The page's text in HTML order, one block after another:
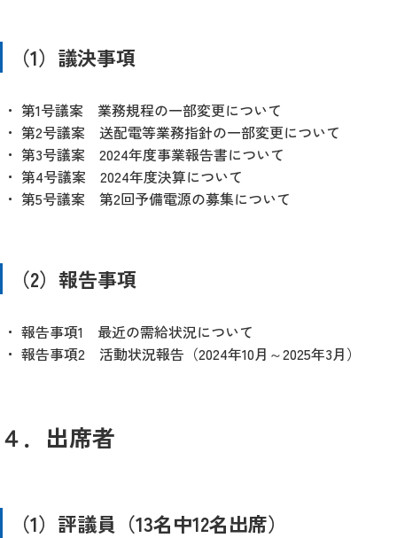
（1）議決事項
第1号議案 業務規程の一部変更について
第2号議案 送配電等業務指針の一部変更について
第3号議案 2024年度事業報告書について
第4号議案 2024年度決算について
第5号議案 第2回予備電源の募集について
（2）報告事項
報告事項1 最近の需給状況について
報告事項2 活動状況報告（2024年10月～2025年3月）
４．出席者
（1）評議員（13名中12名出席）